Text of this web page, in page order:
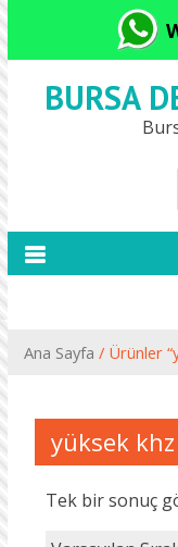
BURSA
Ana Sayfa / Ürünler
yüksek
Tek bir sonuç